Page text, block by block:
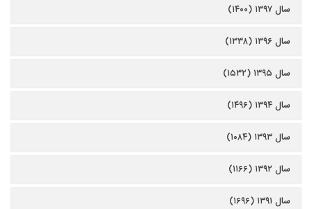
سال ۱۳۹۷ (۱۴۰۰)
سال ۱۳۹۶ (۱۳۳۸)
سال ۱۳۹۵ (۱۵۳۲)
سال ۱۳۹۴ (۱۴۹۶)
سال ۱۳۹۳ (۱۰۸۴)
سال ۱۳۹۲ (۱۱۶۶)
سال ۱۳۹۱ (۱۶۹۶)